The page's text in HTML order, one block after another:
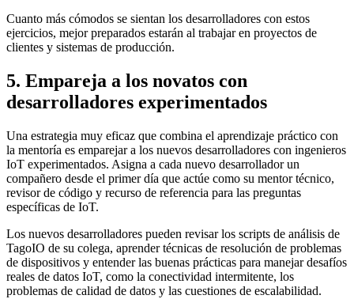
Cuanto más cómodos se sientan los desarrolladores con estos
ejercicios, mejor preparados estarán al trabajar en proyectos de
clientes y sistemas de producción.
5. Empareja a los novatos con
desarrolladores experimentados
Una estrategia muy eficaz que combina el aprendizaje práctico con
la mentoría es emparejar a los nuevos desarrolladores con ingenieros
IoT experimentados. Asigna a cada nuevo desarrollador un
compañero desde el primer día que actúe como su mentor técnico,
revisor de código y recurso de referencia para las preguntas
específicas de IoT.
Los nuevos desarrolladores pueden revisar los scripts de análisis de
TagoIO de su colega, aprender técnicas de resolución de problemas
de dispositivos y entender las buenas prácticas para manejar desafíos
reales de datos IoT, como la conectividad intermitente, los
problemas de calidad de datos y las cuestiones de escalabilidad.